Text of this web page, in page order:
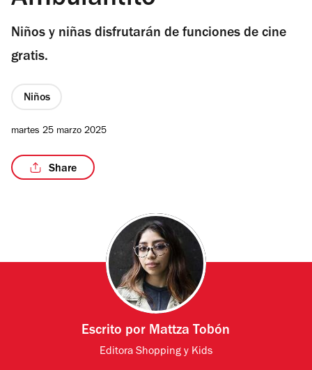
Niños y niñas disfrutarán de funciones de cine
gratis.
Niños
martes 25 marzo 2025
Share
Escrito por Mattza Tobón
Editora Shopping y Kids